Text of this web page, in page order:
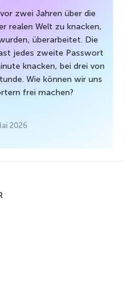
zwei Jahren über die
realen Welt zu knacken,
überarbeitet. Die
jedes zweite Passwort
knacken, bei drei von
Wie können wir uns
frei machen?
2026